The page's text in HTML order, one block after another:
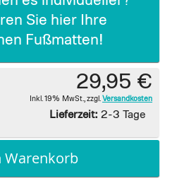
Sie hier Ihre
Fußmatten!
29,95 €
Inkl. 19% MwSt. zzgl. Versandkosten
Lieferzeit: 2-3 Tage
Warenkorb